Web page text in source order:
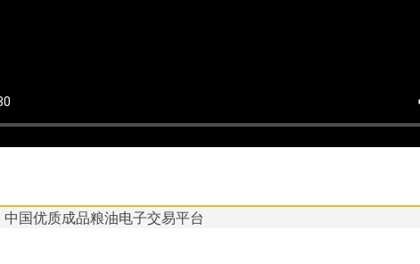
中国优质成品粮油电子交易平台